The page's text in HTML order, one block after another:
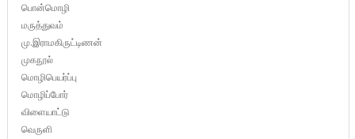
பொன்மொழி
மருத்துவம்
மு.இராமகிருட்டிணன்
முகநூல்
மொழிபெயர்ப்பு
மொழிப்போர்
விளையாட்டு
வெருளி